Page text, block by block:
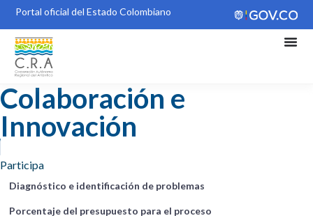
Portal oficial del Estado Colombiano
Colaboración e
Innovación
Participa
Diagnóstico e identificación de problemas
Porcentaje del presupuesto para el proceso